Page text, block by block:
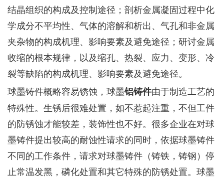
结晶组织的构成及控制途径；剖析金属凝固过程中化
学成分不平均性、气体的溶解和析出、气孔和非金属
夹杂物的构成机理、影响要素及避免途径；研讨金属
收缩的根本规律，以及缩孔、热裂、应力、变形、冷
裂等缺陷的构成机理、影响要素及避免途径。
球墨铸件概略容易锈蚀，球墨铝铸件由于制造工艺的
特殊性。生锈后很难处置，如不惹起注重，不但工件
的防锈蚀才能较差，装饰性也不好。很多企业在对球
墨铸件提出较高的耐蚀性请求的同时，依据球墨铸件
不同的工作条件，请求对球墨铸件（铸铁，铸钢）停
止常温发黑，磷化处置和其它特殊的防锈处置。球墨